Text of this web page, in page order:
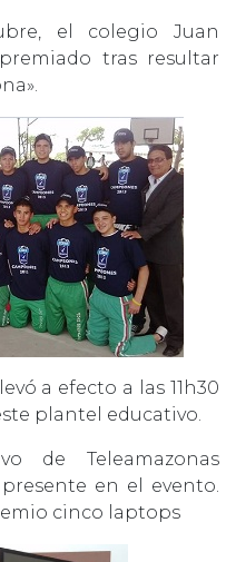
el colegio Juan
tras resultar
a efecto a las 11h30
plantel educativo.
de Teleamazonas
en el evento.
cinco laptops